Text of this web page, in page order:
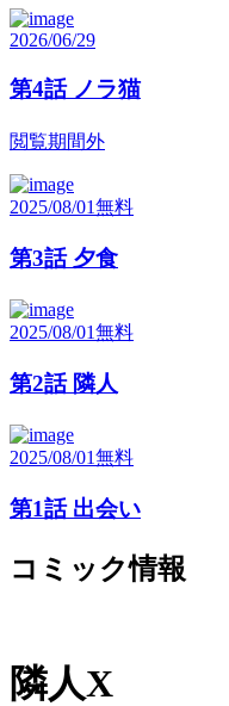
2026/06/29
第4話 ノラ猫
閲覧期間外
2025/08/01無料
第3話 夕食
2025/08/01無料
第2話 隣人
2025/08/01無料
第1話 出会い
コミック情報
隣人X